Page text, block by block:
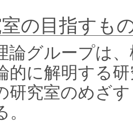
の目指すも
論グループは
的に解明する
研究室のめざ